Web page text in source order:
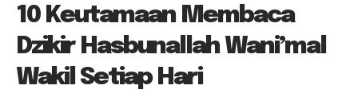
10 Keutamaan Membaca
Dzikir Hasbunallah Wani’mal
Wakil Setiap Hari